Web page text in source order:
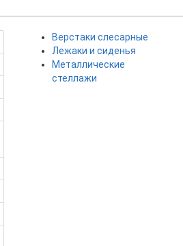
Верстаки слесарные
Лежаки и сиденья
Металлические
стеллажи